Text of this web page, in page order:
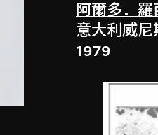
阿爾多．羅
意大利威尼
1979